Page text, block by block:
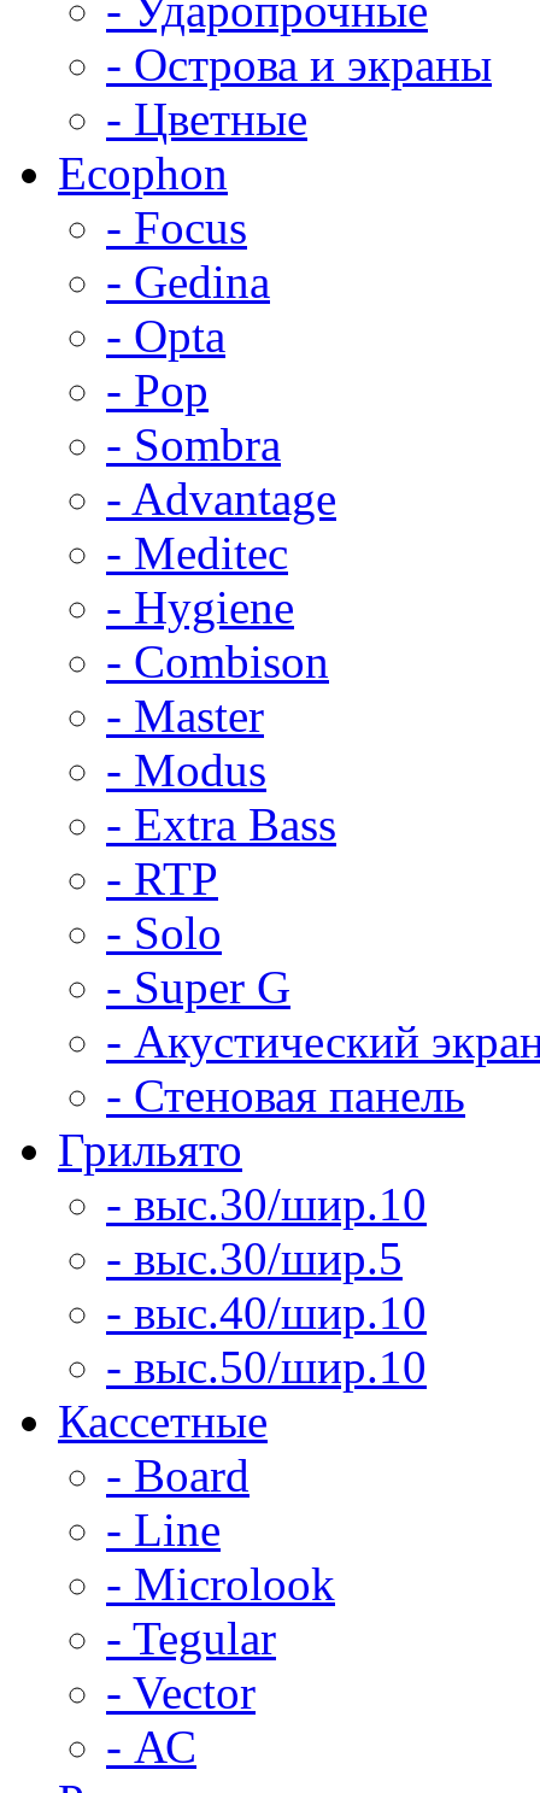
- Острова и экраны
- Цветные
Ecophon
- Focus
- Gedina
- Opta
- Pop
- Sombra
- Advantage
- Meditec
- Hygiene
- Combison
- Master
- Modus
- Extra Bass
- RTP
- Solo
- Super G
- Акустический
- Стеновая панель
Грильято
- выс.30/шир.10
- выс.30/шир.5
- выс.40/шир.10
- выс.50/шир.10
Кассетные
- Board
- Line
- Microlook
- Tegular
- Vector
- АС